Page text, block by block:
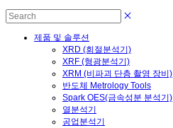
제품 및 솔루션
XRD (회절분석기)
XRF (형광분석기)
XRM (비파괴 단층 촬영 장비)
반도체 Metrology Tools
Spark OES(금속성분 분석기)
열분석기
공업분석기